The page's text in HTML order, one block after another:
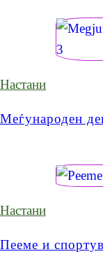
Настани
Меѓународен
Настани
Пееме и